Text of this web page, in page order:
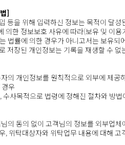
]
등을 위해 입력하신 정보는 목적이 달
의한 정보보호 사유에 따라(보유 및 이
법률에 의한 경우가 아니고서는 보유
저장된 개인정보는 기록을 재생할 수
의 개인정보를 원칙적으로 외부에 제공
우
사목적으로 법령에 정해진 절차와 방
의 동의 없이 고객님의 정보를 외부업체
, 위탁대상자와 위탁업무 내용에 대해